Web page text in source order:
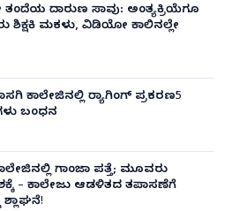
ತಂದೆಯ ದಾರುಣ ಸಾವು: ಅಂತ್ಯಕ್ರಿಯೆಗೂ
ಶಿಕ್ಷಕಿ ಮಕಳು, ವಿಡಿಯೋ ಕಾಲಿನಲ್ಲೇ
ಕಾಲೇಜಿನಲ್ಲಿ ರ‌್ಯಾಗಿಂಗ್ ಪ್ರಕರಣ5
ಬಂಧನ
ಗಾಂಜಾ ಪತ್ತೆ; ಮೂವರು
– ಕಾಲೇಜು ಆಡಳಿತದ ತಪಾಸಣೆಗೆ